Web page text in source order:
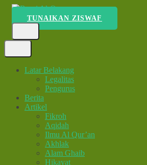
Lompat
konten
Enter)
Bumi Al-Quran
Sinergi Untuk Kebahagiaan Dunia-Akhirat
TUNAIKAN ZISWAF
Latar Belakang
Legalitas
Pengurus
Berita
Artikel
Fikroh
Aqidah
Ilmu Al Qur’an
Akhlak
Alam Ghaib
Hikayat